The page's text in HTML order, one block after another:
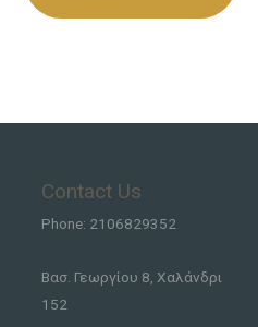
Contact Us
Phone: 2106829352
Βασ. Γεωργίου 8, Χαλάνδρι
152